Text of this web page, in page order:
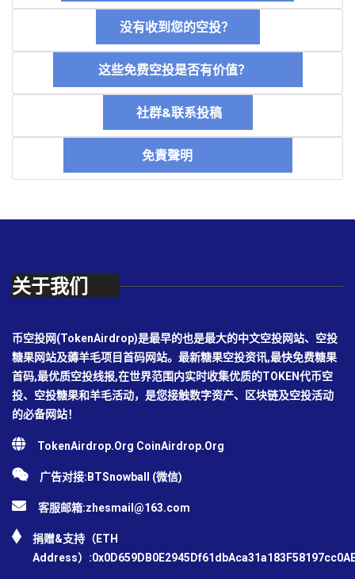
没有收到您的空投？
这些免费空投是否有价值？
社群&联系投稿
免責聲明
关于我们
币空投网(TokenAirdrop)是最早的也是最大的中文空投网站、空投
糖果网站及薅羊毛项目首码网站。最新糖果空投资讯,最快免费糖果
首码,最优质空投线报,在世界范围内实时收集优质的TOKEN代币空
投、空投糖果和羊毛活动，是您接触数字资产、区块链及空投活动
的必备网站！
TokenAirdrop.Org CoinAirdrop.Org
广告对接:BTSnowball (微信)
客服邮箱:zhesmail@163.com
捐赠&支持（ETH
Address）